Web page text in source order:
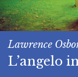
Lawrence
L’angelo